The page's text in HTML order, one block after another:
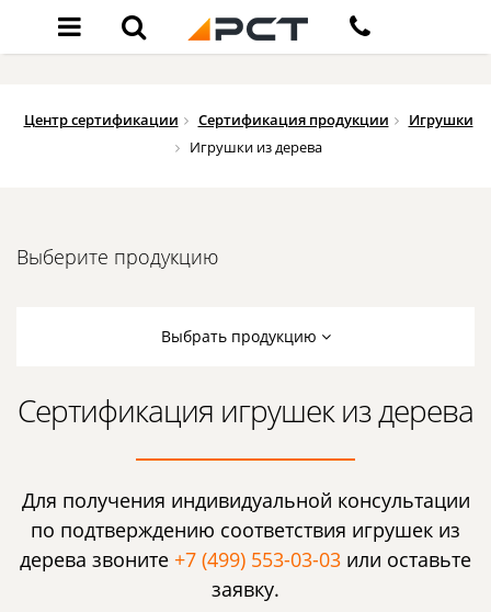
Центр сертификации Сертификация продукции
Игрушки
Игрушки из дерева
Выберите продукцию
Выбрать продукцию
Сертификация игрушек из дерева
Для получения индивидуальной консультации
по подтверждению соответствия игрушек из
дерева звоните +7 (499) 553-03-03 или оставьте
заявку.